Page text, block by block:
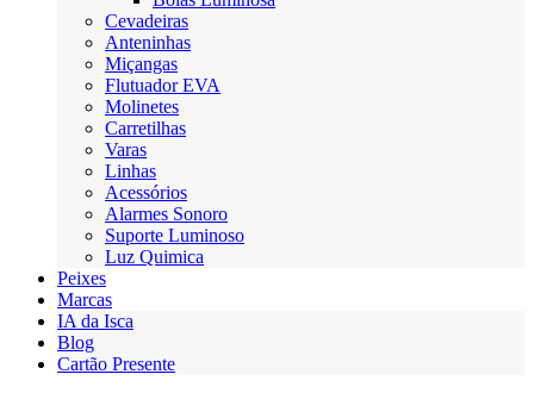
Cevadeiras
Anteninhas
Miçangas
Flutuador EVA
Molinetes
Carretilhas
Varas
Linhas
Acessórios
Alarmes Sonoro
Suporte Luminoso
Luz Quimica
Peixes
Marcas
IA da Isca
Blog
Cartão Presente